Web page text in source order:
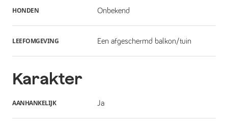
HONDEN Onbekend
LEEFOMGEVING Een afgeschermd balkon/tuin
Karakter
AANHANKELIJK Ja